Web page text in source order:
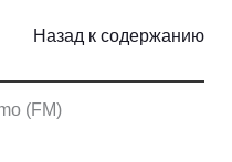
Назад к содержанию
(FM)